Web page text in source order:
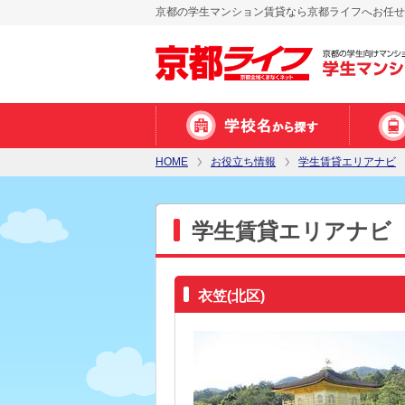
京都の学生マンション賃貸なら京都ライフへお任
HOME お役立ち情報 学生賃貸エリアナビ
学生賃貸エリアナビ
衣笠(北区)